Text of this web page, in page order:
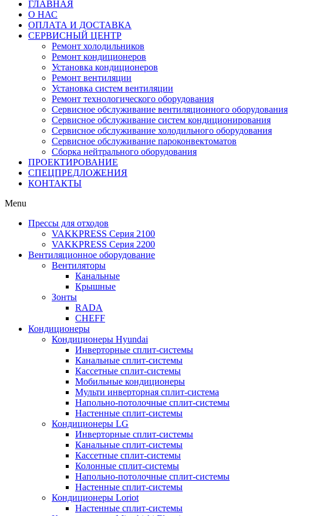
ГЛАВНАЯ
О НАС
ОПЛАТА И ДОСТАВКА
СЕРВИСНЫЙ ЦЕНТР
Ремонт холодильников
Ремонт кондиционеров
Установка кондиционеров
Ремонт вентиляции
Установка систем вентиляции
Ремонт технологического оборудования
Cервисное обслуживание вентиляционного оборудования
Cервисное обслуживание систем кондиционирования
Cервисное обслуживание холодильного оборудования
Сервисное обслуживание пароконвектоматов
Сборка нейтрального оборудования
ПРОЕКТИРОВАНИЕ
СПЕЦПРЕДЛОЖЕНИЯ
КОНТАКТЫ
Menu
Прессы для отходов
VAKKPRESS Серия 2100
VAKKPRESS Серия 2200
Вентиляционное оборудование
Вентиляторы
Канальные
Крышные
Зонты
RADA
CHEFF
Кондиционеры
Кондиционеры Hyundai
Инверторные сплит-системы
Канальные сплит-системы
Кассетные сплит-системы
Мобильные кондиционеры
Мульти инверторная сплит-система
Напольно-потолочные сплит-системы
Настенные сплит-системы
Кондиционеры LG
Инверторные сплит-системы
Канальные сплит-системы
Кассетные сплит-системы
Колонные сплит-системы
Напольно-потолочные сплит-системы
Настенные сплит-системы
Кондиционеры Loriot
Настенные сплит-системы